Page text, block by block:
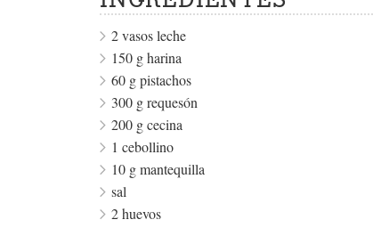
2 vasos leche
150 g harina
60 g pistachos
300 g requesón
200 g cecina
1 cebollino
10 g mantequilla
sal
2 huevos